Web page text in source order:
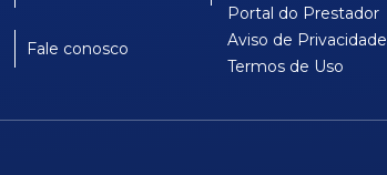
Fale conosco
Portal do Prestador
Aviso de Privacidade
Termos de Uso